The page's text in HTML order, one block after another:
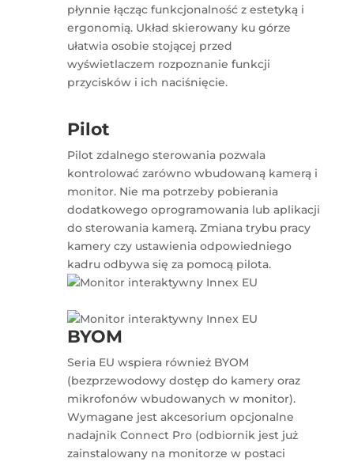
płynnie łącząc funkcjonalność z estetyką i
ergonomią. Układ skierowany ku górze
ułatwia osobie stojącej przed
wyświetlaczem rozpoznanie funkcji
przycisków i ich naciśnięcie.
Pilot
Pilot zdalnego sterowania pozwala
kontrolować zarówno wbudowaną kamerą i
monitor. Nie ma potrzeby pobierania
dodatkowego oprogramowania lub aplikacji
do sterowania kamerą. Zmiana trybu pracy
kamery czy ustawienia odpowiedniego
kadru odbywa się za pomocą pilota.
BYOM
Seria EU wspiera również BYOM
(bezprzewodowy dostęp do kamery oraz
mikrofonów wbudowanych w monitor).
Wymagane jest akcesorium opcjonalne
nadajnik Connect Pro (odbiornik jest już
zainstalowany na monitorze w postaci